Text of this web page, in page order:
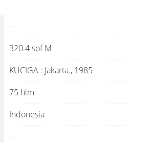
-
320.4 sof M
KUCIGA : Jakarta., 1985
75 hlm
Indonesia
-